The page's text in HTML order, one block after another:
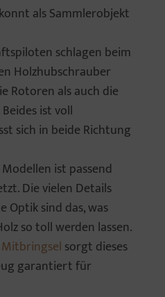
als Sammlerobjekt
schlagen beim
Holzhubschrauber
Rotoren als auch die
ist voll
sich in beide Richtung
ist passend
Die vielen Details
sind das, was
so toll werden lassen.
Mitbringsel sorgt dieses
garantiert für